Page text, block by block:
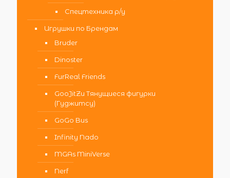
Спецтехника р/у
Игрушки по Брендам
Bruder
Dinoster
FurReal Friends
GooJitZu Тянущиеся фигурки
(Гуджитсу)
GoGo Bus
Infinity Nado
MGAs MiniVerse
Nerf